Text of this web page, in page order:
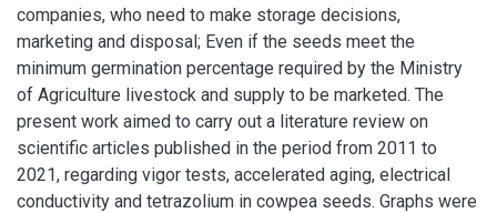
companies, who need to make storage decisions,
marketing and disposal; Even if the seeds meet the
minimum germination percentage required by the Ministry
of Agriculture livestock and supply to be marketed. The
present work aimed to carry out a literature review on
scientific articles published in the period from 2011 to
2021, regarding vigor tests, accelerated aging, electrical
conductivity and tetrazolium in cowpea seeds. Graphs were